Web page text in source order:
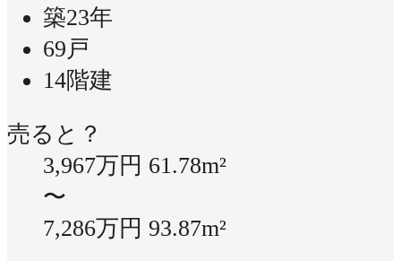
築23年
69戸
14階建
売ると？
3,967万円 61.78m²
〜
7,286万円 93.87m²